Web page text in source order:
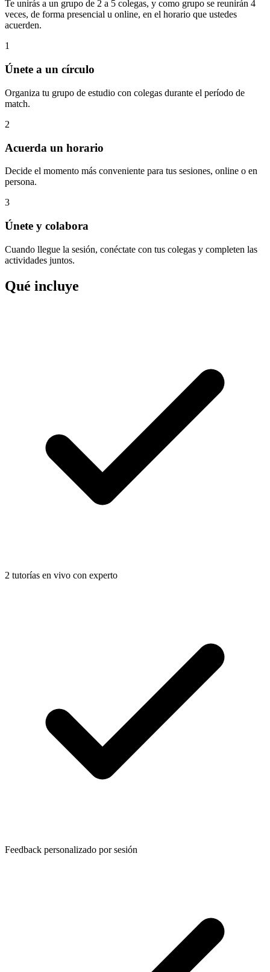
Te unirás a un grupo de 2 a 5 colegas, y como grupo se reunirán 4
veces, de forma presencial u online, en el horario que ustedes
acuerden.
1
Únete a un círculo
Organiza tu grupo de estudio con colegas durante el período de
match.
2
Acuerda un horario
Decide el momento más conveniente para tus sesiones, online o en
persona.
3
Únete y colabora
Cuando llegue la sesión, conéctate con tus colegas y completen las
actividades juntos.
Qué incluye
2 tutorías en vivo con experto
Feedback personalizado por sesión